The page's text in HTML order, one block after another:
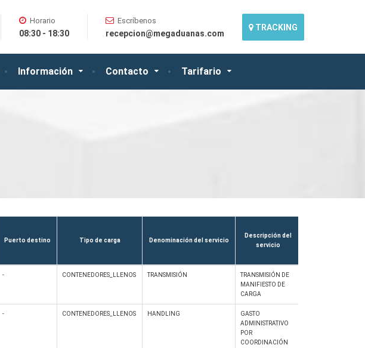
Información Contacto Tarifario
Horario
08:30 - 18:30
Escríbenos
recepcion@megaduanas.com
TRACKING
Puerto destino Tipo de carga Denominación del servicio
Descripción del
servicio
- CONTENEDORES_LLENOS TRANSMISIÓN
TRANSMISIÓN DE
MANIFIESTO DE
CARGA
- CONTENEDORES_LLENOS HANDLING
GASTO
ADMINISTRATIVO
POR
COORDINACIÓN